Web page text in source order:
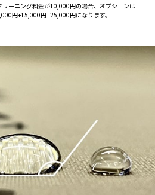
ーニング料金が10,000円の場合、オプションは
円+15,000円=25,000円になります。